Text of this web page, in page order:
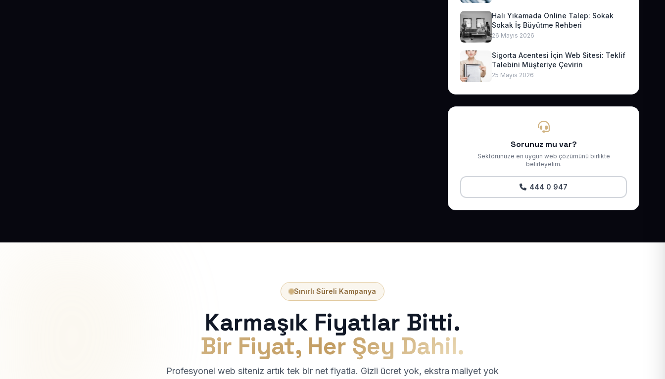
Halı Yıkamada Online Talep: Sokak
Sokak İş Büyütme Rehberi
26 Mayıs 2026
Sigorta Acentesi İçin Web Sitesi: Teklif
Talebini Müşteriye Çevirin
25 Mayıs 2026
Sorunuz mu var?
Sektörünüze en uygun web çözümünü birlikte
belirleyelim.
444 0 947
Sınırlı Süreli Kampanya
Karmaşık Fiyatlar Bitti.
Bir Fiyat, Her Şey Dahil.
Profesyonel web siteniz artık tek bir net fiyatla. Gizli ücret yok, ekstra maliyet yok